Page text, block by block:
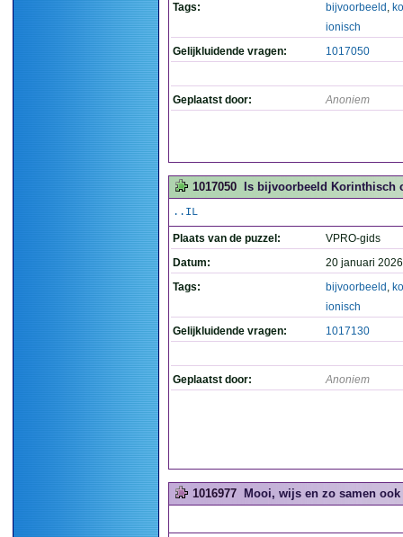
Tags:
bijvoorbeeld ,
ionisch
Gelijkluidende vragen:
1017050
Geplaatst door: Anoniem
1017050 Is bijvoorbeeld Korinthisch
..IL
Plaats van de puzzel:
VPRO-gids
Datum:
20 januari
Tags:
bijvoorbeeld ,
ionisch
Gelijkluidende vragen:
1017130
Geplaatst door: Anoniem
1016977 Mooi, wijs en zo samen